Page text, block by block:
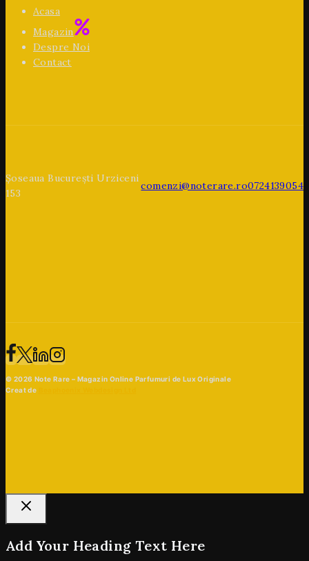
Acasa
Magazin
Despre Noi
Contact
Șoseaua București Urziceni
153
comenzi@noterare.ro0724139054
© 2026 Note Rare – Magazin Online Parfumuri de Lux Originale
Creat de
Add Your Heading Text Here